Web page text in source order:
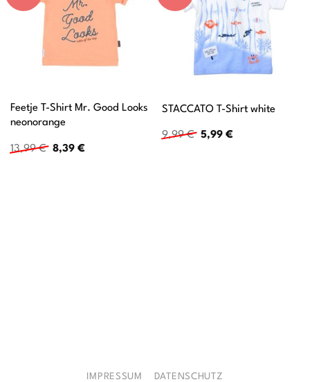
Feetje T-Shirt Mr. Good Looks
neonorange
13,99€ Ursprünglicher
8,39 €Aktueller
STACCATO T-Shirt white
9,99€ Ursprünglicher
5,99 €Aktueller
IMPRESSUM DATENSCHUTZ